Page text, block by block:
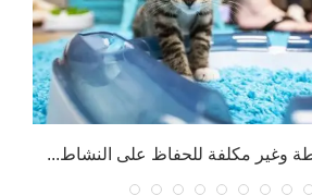
وغير مكلفة للحفاظ على النشاط...